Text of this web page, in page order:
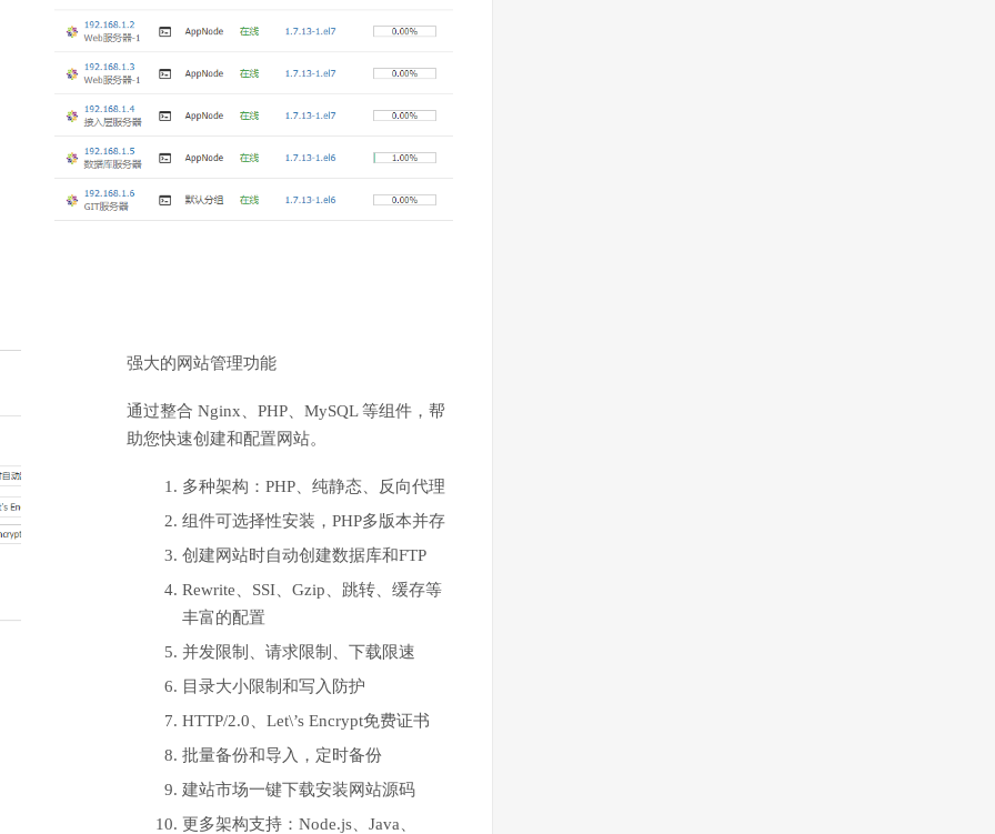
强大的网站管理功能
通过整合 Nginx、PHP、MySQL 等组件，帮
助您快速创建和配置网站。
多种架构：PHP、纯静态、反向代理
组件可选择性安装，PHP多版本并存
创建网站时自动创建数据库和FTP
Rewrite、SSI、Gzip、跳转、缓存等
丰富的配置
并发限制、请求限制、下载限速
目录大小限制和写入防护
HTTP/2.0、Let\’s Encrypt免费证书
批量备份和导入，定时备份
建站市场一键下载安装网站源码
更多架构支持：Node.js、Java、